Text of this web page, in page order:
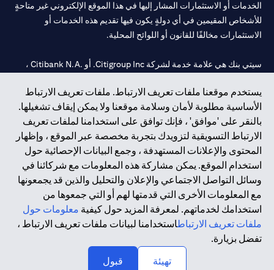
يستخدم موقعنا ملفات تعريف الارتباط. ملفات تعريف الارتباط
الأساسية مطلوبة لأمان وسلامة موقعنا ولا يمكن إيقاف تشغيلها.
بالنقر على 'موافق' ، فإنك توافق على استخدامنا لملفات تعريف
الارتباط التسويقية لتزويدك بتجربة مخصصة عبر الموقع ، وإظهار
المحتوى والإعلانات المستهدفة ، وجمع البيانات الإحصائية حول
استخدام الموقع. يمكن مشاركة هذه المعلومات مع شركائنا في
وسائل التواصل الاجتماعي والإعلان والتحليل والذين قد يجمعونها
مع المعلومات الأخرى التي قدمتها لهم أو التي جمعوها من
استخدامك لخدماتهم. لمعرفة المزيد حول كيفية معلومات حول
ملفات تعريف الارتباطاستخدامنا لبيانات ملفات تعريف الارتباط ،
تفضل بزيارة.
تهيئة
قبول
الخدمات أو الاستثمارات المشار إليها في هذا الموقع الإلكتروني غير متاحةٍ
للأشخاص المقيمين في أي دولةٍ يكون فيها تقديم هذه الخدمات أو
الاستثمارات مخالفًا للقانون أو اللوائح المحلية.
سيتي بنك هي علامة خدمة لشركة Citigroup Inc. أو .Citibank N.A ،
سيتي بنك إن. إيه. الإمارات مسجل لدى مصرف الإمارات المركزي تحت
أرقام التراخيص 202563 لفرع الوصل في دبي، 531989 لفرع مول
الإمارات في دبي، وCN-1002019لفرع أبوظبي. هاتف: 4000 311 04.
فرع سيتي بنك إن إيه - الإمارات العربية المتحدة مرخص من مصرف
الإمارات العربية المتحدة المركزي كفرع لبنك أجنبي.
سيتي بنك إن إيه الإمارات العربية المتحدة مرخص من هيئة الأوراق المالية
والسلع في الإمارات العربية المتحدة ("SCA") للقيام بالنشاط المالي لـ أ)
الاستشارات المالية والتعريف والترويج بموجب ترخيص رقم
20200000097 ب) وسيط تداول في الأسواق الدولية بموجب ترخيص